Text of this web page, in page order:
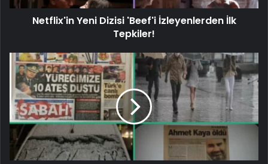
Netflix'in Yeni Dizisi 'Beef'i İzleyenlerden İlk
Tepkiler!